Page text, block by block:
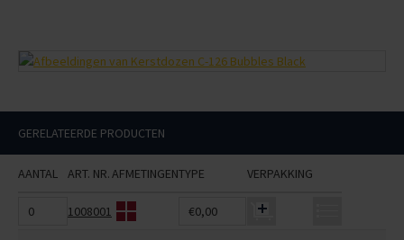
GERELATEERDE PRODUCTEN
AANTAL ART. NR.AFMETINGENTYPE VERPAKKING
1008001 €0,00